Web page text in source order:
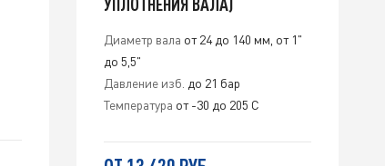
Диаметр вала от 24 до 140 мм, от 1"
до 5,5"
Давление изб. до 21 бар
Температура от -30 до 205 C